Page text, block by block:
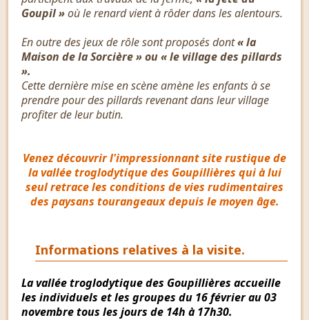
Goupil »où le renard vient à rôder dans les alentours.
En outre des jeux de rôle sont proposés dont« la
Maison de la Sorcière » ou « le village des pillards
».
Cette dernière mise en scène amène les enfants à se
prendre pour des pillards revenant dans leur village
profiter de leur butin.
Venez découvrir l'impressionnant site rustique de
la vallée troglodytique des Goupillières qui à lui
seul retrace les conditions de vies rudimentaires
des paysans tourangeaux depuis le moyen âge.
Informations relatives à la visite.
La vallée troglodytique des Goupillières accueille
les individuels et les groupes du 16 février au 03
novembre tous les jours de 14h à 17h30.